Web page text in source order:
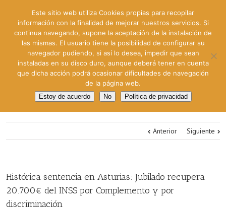
Anterior Siguiente
Histórica sentencia en Asturias: Jubilado recupera
20.700€ del INSS por Complemento y por
discriminación
Este sitio web utiliza Cookies propias para recopilar
información con la finalidad de mejorar nuestros servicios. Si
continua navegando, supone la aceptación de la instalación de
las mismas. El usuario tiene la posibilidad de configurar su
navegador pudiendo, si así lo desea, impedir que sean
instaladas en su disco duro, aunque deberá tener en cuenta
que dicha acción podrá ocasionar dificultades de navegación
de la página web.
Estoy de acuerdo No Política de privacidad